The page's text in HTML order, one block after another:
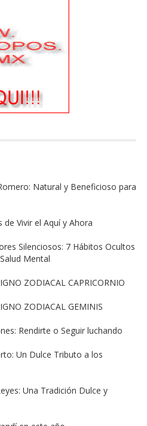
Natural y Beneficioso para
de Vivir el Aquí y Ahora
Silenciosos: 7 Hábitos Ocultos
Mental
ZODIACAL CAPRICORNIO
ZODIACAL GEMINIS
Rendirte o Seguir luchando
Un Dulce Tributo a los
Una Tradición Dulce y